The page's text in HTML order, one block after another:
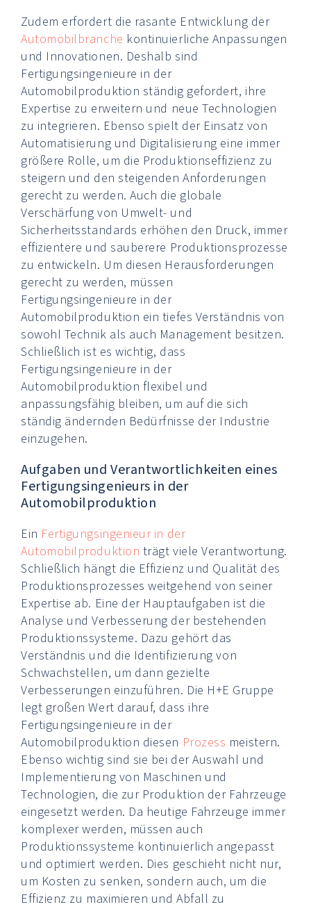
Zudem erfordert die rasante Entwicklung der
Automobilbranche kontinuierliche Anpassungen
und Innovationen. Deshalb sind
Fertigungsingenieure in der
Automobilproduktion ständig gefordert, ihre
Expertise zu erweitern und neue Technologien
zu integrieren. Ebenso spielt der Einsatz von
Automatisierung und Digitalisierung eine immer
größere Rolle, um die Produktionseffizienz zu
steigern und den steigenden Anforderungen
gerecht zu werden. Auch die globale
Verschärfung von Umwelt- und
Sicherheitsstandards erhöhen den Druck, immer
effizientere und sauberere Produktionsprozesse
zu entwickeln. Um diesen Herausforderungen
gerecht zu werden, müssen
Fertigungsingenieure in der
Automobilproduktion ein tiefes Verständnis von
sowohl Technik als auch Management besitzen.
Schließlich ist es wichtig, dass
Fertigungsingenieure in der
Automobilproduktion flexibel und
anpassungsfähig bleiben, um auf die sich
ständig ändernden Bedürfnisse der Industrie
einzugehen.
Aufgaben und Verantwortlichkeiten eines
Fertigungsingenieurs in der
Automobilproduktion
Ein Fertigungsingenieur in der
Automobilproduktion trägt viele Verantwortung.
Schließlich hängt die Effizienz und Qualität des
Produktionsprozesses weitgehend von seiner
Expertise ab. Eine der Hauptaufgaben ist die
Analyse und Verbesserung der bestehenden
Produktionssysteme. Dazu gehört das
Verständnis und die Identifizierung von
Schwachstellen, um dann gezielte
Verbesserungen einzuführen. Die H+E Gruppe
legt großen Wert darauf, dass ihre
Fertigungsingenieure in der
Automobilproduktion diesen Prozess meistern.
Ebenso wichtig sind sie bei der Auswahl und
Implementierung von Maschinen und
Technologien, die zur Produktion der Fahrzeuge
eingesetzt werden. Da heutige Fahrzeuge immer
komplexer werden, müssen auch
Produktionssysteme kontinuierlich angepasst
und optimiert werden. Dies geschieht nicht nur,
um Kosten zu senken, sondern auch, um die
Effizienz zu maximieren und Abfall zu